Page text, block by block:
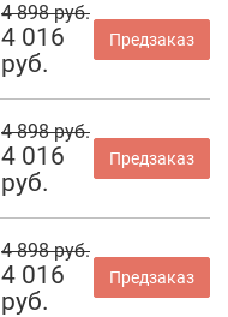
4 898 руб.
4 016
руб.
Предзаказ
4 898 руб.
4 016
руб.
Предзаказ
4 898 руб.
4 016
руб.
Предзаказ